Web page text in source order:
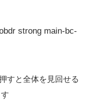
strong main-bc-
すと全体を見回せる